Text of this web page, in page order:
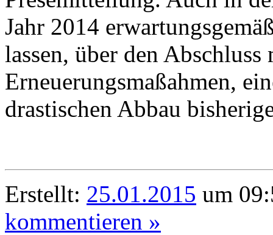
Jahr 2014
lassen, über den
Erneuerungsmaßahmen,
drastischen Abbau
Erstellt: 25.01.2015 um
kommentieren »